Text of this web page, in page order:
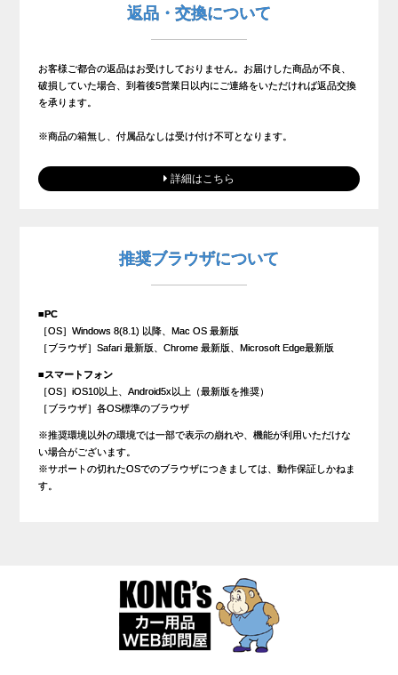
返品・交換について
お客様ご都合の返品はお受けしておりません。お届けした商品が不良、
破損していた場合、到着後5営業日以内にご連絡をいただければ返品交換
を承ります。
※商品の箱無し、付属品なしは受け付け不可となります。
詳細はこちら
推奨ブラウザについて
■PC
［OS］Windows 8(8.1) 以降、Mac OS 最新版
［ブラウザ］Safari 最新版、Chrome 最新版、Microsoft Edge最新版
■スマートフォン
［OS］iOS10以上、Android5x以上（最新版を推奨）
［ブラウザ］各OS標準のブラウザ
※推奨環境以外の環境では一部で表示の崩れや、機能が利用いただけな
い場合がございます。
※サポートの切れたOSでのブラウザにつきましては、動作保証しかねま
す。